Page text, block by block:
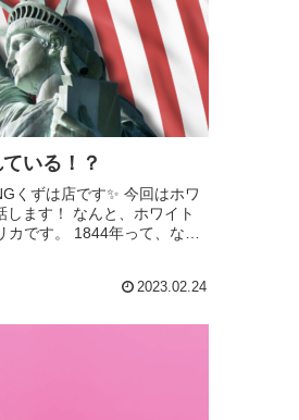
いる！？
店です✨ 今回はホワ
、ホワイト
年って、なん
2023.02.24